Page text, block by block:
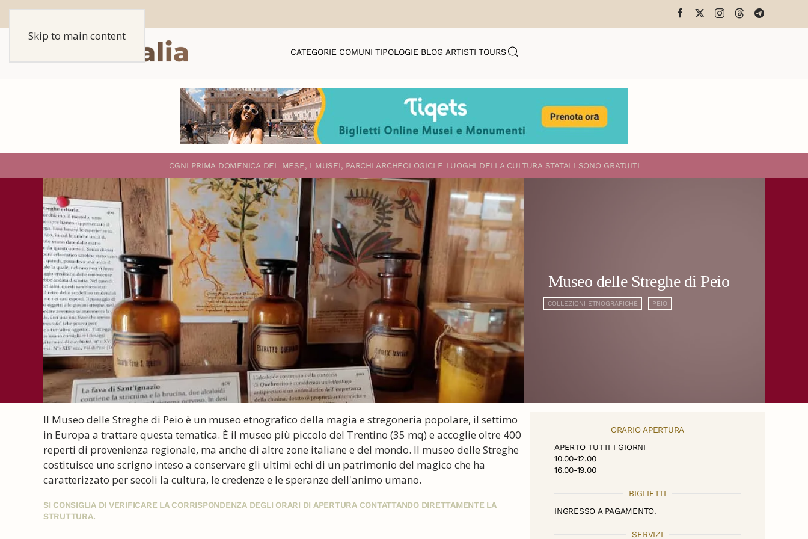
Skip to main content
CATEGORIE COMUNI TIPOLOGIE BLOG ARTISTI TOURS
OGNI PRIMA DOMENICA DEL MESE, I MUSEI, PARCHI ARCHEOLOGICI E LUOGHI DELLA CULTURA STATALI SONO GRATUITI
Museo delle Streghe di Peio
COLLEZIONI ETNOGRAFICHE PEIO
Il Museo delle Streghe di Peio è un museo etnografico della magia e stregoneria popolare, il settimo
in Europa a trattare questa tematica. È il museo più piccolo del Trentino (35 mq) e accoglie oltre 400
reperti di provenienza regionale, ma anche di altre zone italiane e del mondo. Il museo delle Streghe
costituisce uno scrigno inteso a conservare gli ultimi echi di un patrimonio del magico che ha
caratterizzato per secoli la cultura, le credenze e le speranze dell'animo umano.
SI CONSIGLIA DI VERIFICARE LA CORRISPONDENZA DEGLI ORARI DI APERTURA CONTATTANDO DIRETTAMENTE LA
STRUTTURA.
ORARIO APERTURA
APERTO TUTTI I GIORNI
10.00-12.00
16.00-19.00
BIGLIETTI
INGRESSO A PAGAMENTO.
SERVIZI